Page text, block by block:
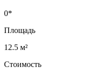
0*
Площадь
12.5 м²
Стоимость